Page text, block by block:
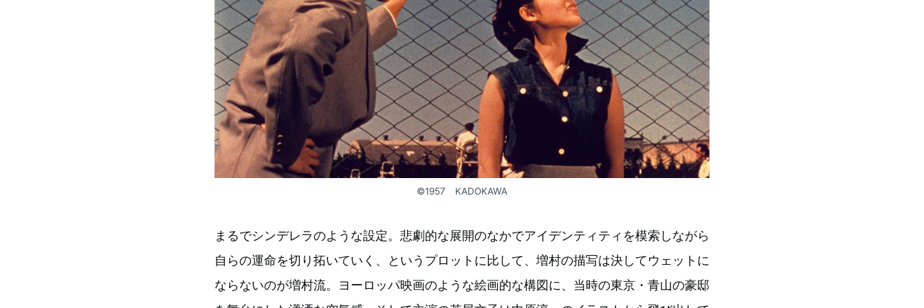
©1957 KADOKAWA
まるでシンデレラのような設定。悲劇的な展開のなかでアイデンティティを模索しながら
自らの運命を切り拓いていく、というプロットに比して、増村の描写は決してウェットに
ならないのが増村流。ヨーロッパ映画のような絵画的な構図に、当時の東京・青山の豪邸